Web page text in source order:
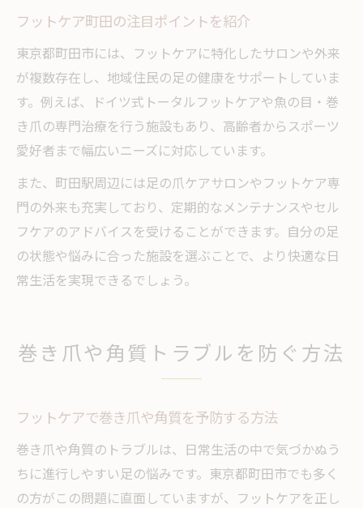
フットケア町田の注目ポイントを紹介
東京都町田市には、フットケアに特化したサロンや外来
が複数存在し、地域住民の足の健康をサポートしていま
す。例えば、ドイツ式トータルフットケアや魚の目・巻
き爪の専門治療を行う施設もあり、高齢者からスポーツ
愛好者まで幅広いニーズに対応しています。
また、町田駅周辺には足の爪ケアサロンやフットケア専
門の外来も充実しており、定期的なメンテナンスやセル
フケアのアドバイスを受けることができます。自分の足
の状態や悩みに合った施設を選ぶことで、より快適な日
常生活を実現できるでしょう。
巻き爪や角質トラブルを防ぐ方法
フットケアで巻き爪や角質を予防する方法
巻き爪や角質のトラブルは、日常生活の中で気づかぬう
ちに進行しやすい足の悩みです。東京都町田市でも多く
の方がこの問題に直面していますが、フットケアを正し